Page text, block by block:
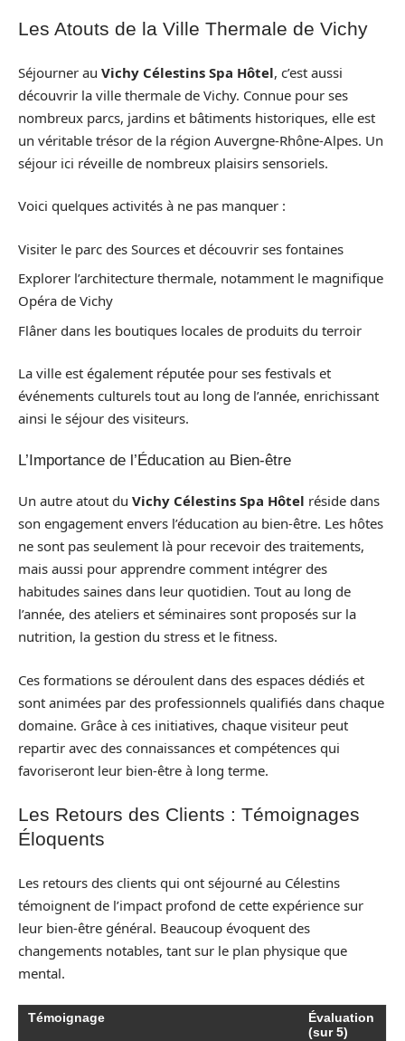
Les Atouts de la Ville Thermale de Vichy
Séjourner au Vichy Célestins Spa Hôtel, c’est aussi
découvrir la ville thermale de Vichy. Connue pour ses
nombreux parcs, jardins et bâtiments historiques, elle est
un véritable trésor de la région Auvergne-Rhône-Alpes. Un
séjour ici réveille de nombreux plaisirs sensoriels.
Voici quelques activités à ne pas manquer :
Visiter le parc des Sources et découvrir ses fontaines
Explorer l’architecture thermale, notamment le magnifique
Opéra de Vichy
Flâner dans les boutiques locales de produits du terroir
La ville est également réputée pour ses festivals et
événements culturels tout au long de l’année, enrichissant
ainsi le séjour des visiteurs.
L’Importance de l’Éducation au Bien-être
Un autre atout du Vichy Célestins Spa Hôtel réside dans
son engagement envers l’éducation au bien-être. Les hôtes
ne sont pas seulement là pour recevoir des traitements,
mais aussi pour apprendre comment intégrer des
habitudes saines dans leur quotidien. Tout au long de
l’année, des ateliers et séminaires sont proposés sur la
nutrition, la gestion du stress et le fitness.
Ces formations se déroulent dans des espaces dédiés et
sont animées par des professionnels qualifiés dans chaque
domaine. Grâce à ces initiatives, chaque visiteur peut
repartir avec des connaissances et compétences qui
favoriseront leur bien-être à long terme.
Les Retours des Clients : Témoignages
Éloquents
Les retours des clients qui ont séjourné au Célestins
témoignent de l’impact profond de cette expérience sur
leur bien-être général. Beaucoup évoquent des
changements notables, tant sur le plan physique que
mental.
Témoignage
Évaluation
(sur 5)